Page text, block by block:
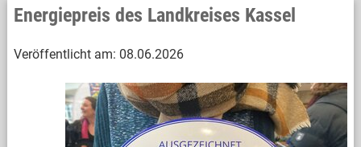
Energiepreis des Landkreises Kassel
Veröffentlicht am: 08.06.2026